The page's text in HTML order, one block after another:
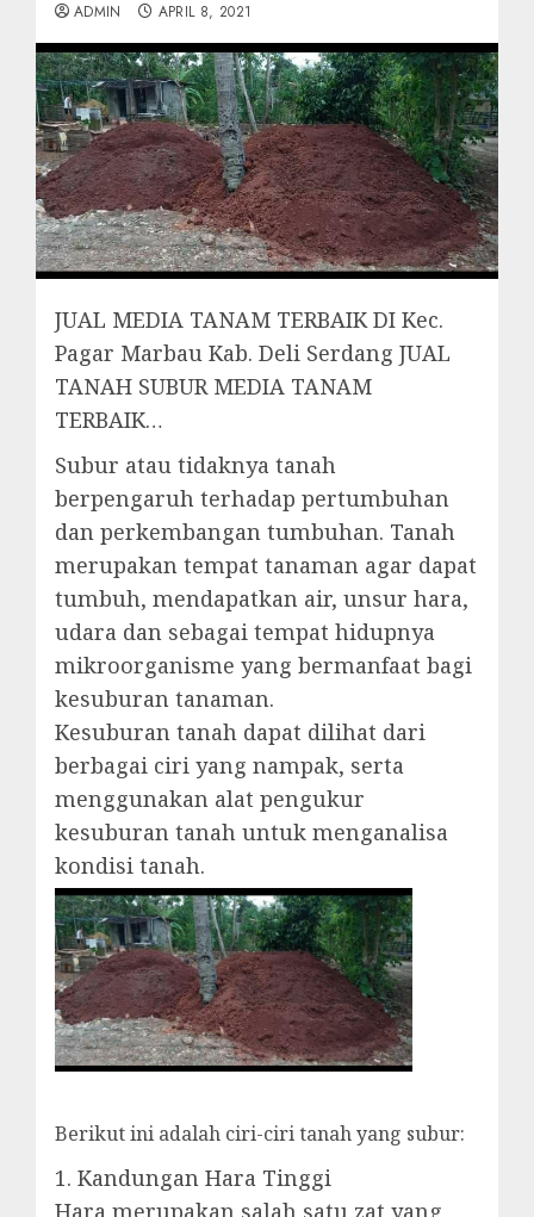
ADMIN APRIL 8, 2021
JUAL MEDIA TANAM TERBAIK DI Kec.
Pagar Marbau Kab. Deli Serdang JUAL
TANAH SUBUR MEDIA TANAM
TERBAIK…
Subur atau tidaknya tanah
berpengaruh terhadap pertumbuhan
dan perkembangan tumbuhan. Tanah
merupakan tempat tanaman agar dapat
tumbuh, mendapatkan air, unsur hara,
udara dan sebagai tempat hidupnya
mikroorganisme yang bermanfaat bagi
kesuburan tanaman.
Kesuburan tanah dapat dilihat dari
berbagai ciri yang nampak, serta
menggunakan alat pengukur
kesuburan tanah untuk menganalisa
kondisi tanah.
Berikut ini adalah ciri-ciri tanah yang subur:
1. Kandungan Hara Tinggi
Hara merupakan salah satu zat yang